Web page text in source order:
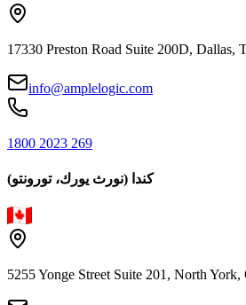
17330 Preston Road Suite 200D, Dallas,
info@amplelogic.com
1800 2023 269
كندا (نورث يورك، تورونتو)
5255 Yonge Street Suite 201, North